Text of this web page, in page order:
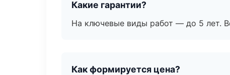
Какие гарантии?
На ключевые виды работ — до 5 лет.
Как формируется цена?